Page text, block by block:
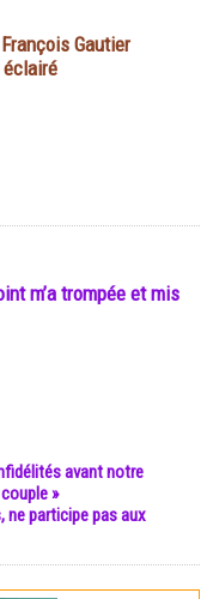
Gautier
m’a trompée et mis
avant notre
»
ne participe pas aux